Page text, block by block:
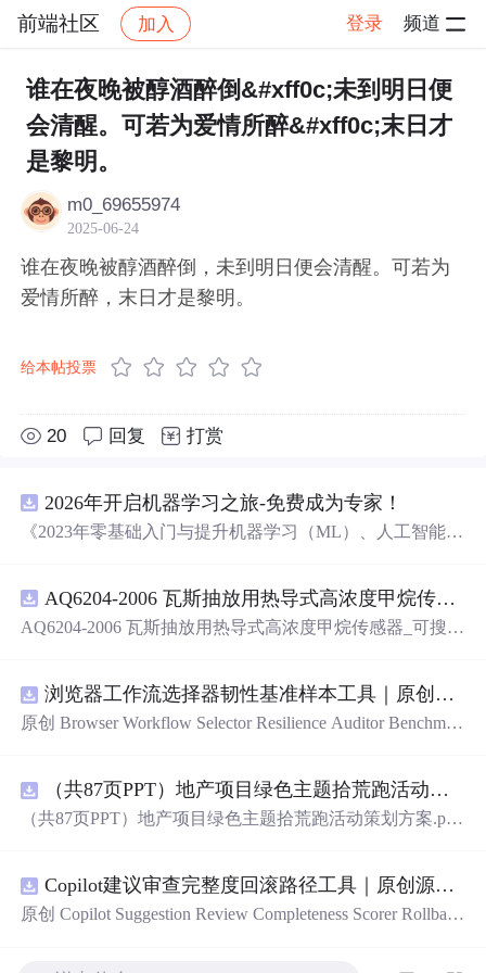
前端社区 加入 登录 频道
社区 前端社区 感慨 帖子详情
谁在夜晚被醇酒醉倒&#xff0c;未到明日便
会清醒。可若为爱情所醉&#xff0c;末日才
是黎明。
m0_69655974
2025-06-24
谁在夜晚被醇酒醉倒，未到明日便会清醒。可若为
爱情所醉，末日才是黎明。
给本帖投票
20 回复 打赏
2026年开启机器学习之旅-免费成为专家！
《2023年零基础入门与提升机器学习（ML）、人工智能
AQ6204-2006 瓦斯抽放用热导式高浓度甲烷传感器-可搜索.pdf
AQ6204-2006 瓦斯抽放用热导式高浓度甲烷传感器_可搜
浏览器工作流选择器韧性基准样本工具｜原创源码+测试+离线报告
原创 Browser Workflow Selector Resilience Auditor Benchmar
建立固定样本、权重和验收区间，比较不同批次的准确
率、覆盖率与效率；本地网页、JSON/HTML/SVG报告、
图、README、运行说明、MIT License及原创授权声明。
适合开发者进行工程预检、质量审查和交付复核；Node.js
18+可直接运行，零第三方运行依赖。
（共87页PPT）地产项目绿色主题拾荒跑活动策划方案.pptx
（共87页PPT）地产项目绿色主题拾荒跑活动策划方案.ppt
Copilot建议审查完整度回滚路径工具｜原创源码+测试+离线报告
原创 Copilot Suggestion Review Completeness Scorer Rollback